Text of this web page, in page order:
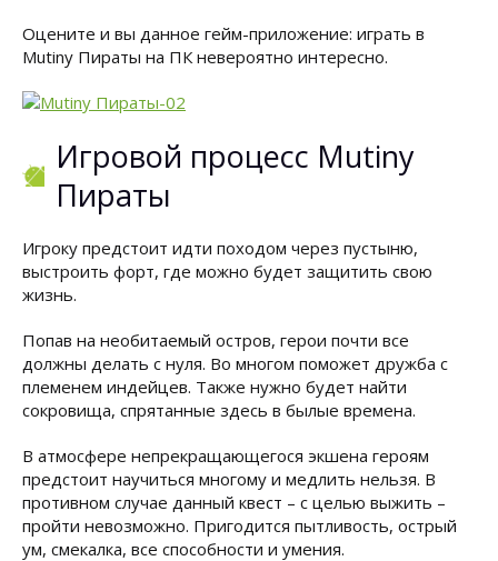
Оцените и вы данное гейм-приложение: играть в
Mutiny Пираты на ПК невероятно интересно.
Игровой процесс Mutiny
Пираты
Игроку предстоит идти походом через пустыню,
выстроить форт, где можно будет защитить свою
жизнь.
Попав на необитаемый остров, герои почти все
должны делать с нуля. Во многом поможет дружба с
племенем индейцев. Также нужно будет найти
сокровища, спрятанные здесь в былые времена.
В атмосфере непрекращающегося экшена героям
предстоит научиться многому и медлить нельзя. В
противном случае данный квест – с целью выжить –
пройти невозможно. Пригодится пытливость, острый
ум, смекалка, все способности и умения.